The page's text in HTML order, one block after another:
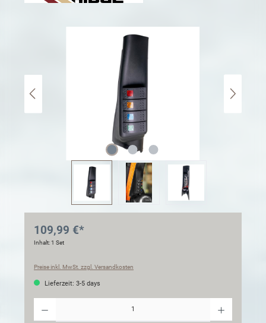
109,99 €*
Inhalt:1 Set
Preise inkl. MwSt. zzgl. Versandkosten
Lieferzeit: 3-5 days